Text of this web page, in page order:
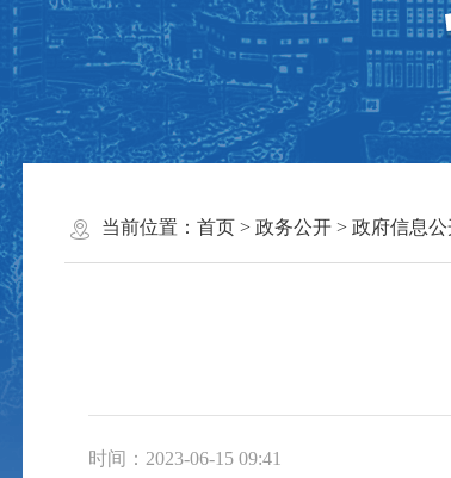
当前位置： 首页> 政务公开> 政府信息公
时间：2023-06-15 09:41